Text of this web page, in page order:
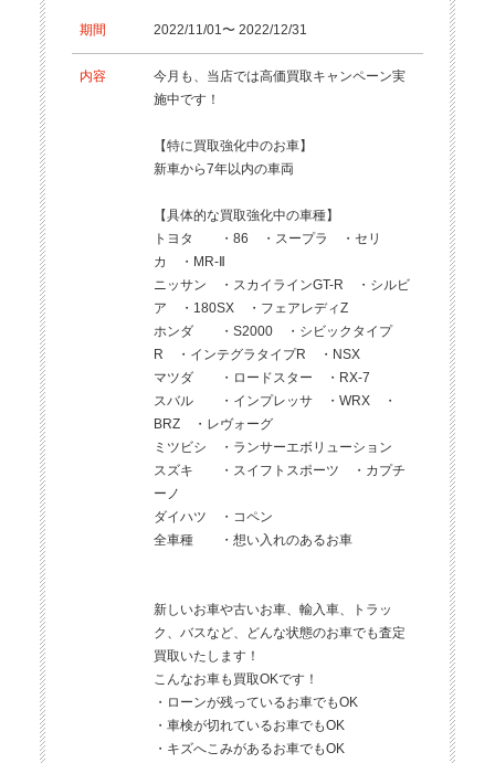
期間 2022/11/01〜 2022/12/31
内容
今月も、当店では高価買取キャンペーン実
施中です！
【特に買取強化中のお車】
新車から7年以内の車両
【具体的な買取強化中の車種】
トヨタ ・86 ・スープラ ・セリ
カ ・MR-Ⅱ
ニッサン ・スカイラインGT-R ・シルビ
ア ・180SX ・フェアレディZ
ホンダ ・S2000 ・シビックタイプ
R ・インテグラタイプR ・NSX
マツダ ・ロードスター ・RX-7
スバル ・インプレッサ ・WRX ・
BRZ ・レヴォーグ
ミツビシ ・ランサーエボリューション
スズキ ・スイフトスポーツ ・カプチ
ーノ
ダイハツ ・コペン
全車種 ・想い入れのあるお車
新しいお車や古いお車、輸入車、トラッ
ク、バスなど、どんな状態のお車でも査定
買取いたします！
こんなお車も買取OKです！
・ローンが残っているお車でもOK
・車検が切れているお車でもOK
・キズへこみがあるお車でもOK